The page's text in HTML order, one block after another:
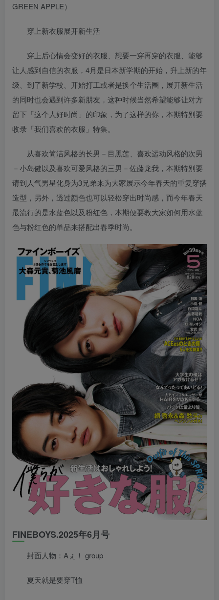
GREEN APPLE）
穿上新衣服展开新生活
穿上后心情会变好的衣服、想要一穿再穿的衣服、能够
让人感到自信的衣服，4月是日本新学期的开始，升上新的年
级、到了新学校、开始打工或者是换个生活圈，展开新生活
的同时也会遇到许多新朋友，这种时候当然希望能够让对方
留下「这个人好时尚」的印象，为了这样的你，本期特别要
收录「我们喜欢的衣服」特集。
从喜欢简洁风格的长男－目黑莲、喜欢运动风格的次男
－小岛健以及喜欢可爱风格的三男－佐藤龙我，本期特别要
请到人气男星化身为3兄弟来为大家展示今年春天的重复穿搭
造型，另外，透过颜色也可以轻松穿出时尚感，而今年春天
最流行的是水蓝色以及粉红色，本期便要教大家如何用水蓝
色与粉红色的单品来搭配出春季时尚。
FINEBOYS.2025年6月号
封面人物：Aぇ！ group
夏天就是要穿T恤